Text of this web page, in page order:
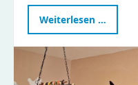
Weiterlesen …
bei
Imkerin